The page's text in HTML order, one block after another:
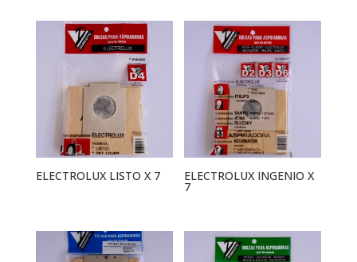
ELECTROLUX LISTO X 7 ELECTROLUX INGENIO X
7